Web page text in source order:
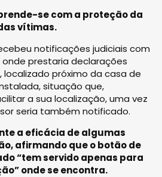
se com a proteção da
vítimas.
notificações judiciais com
prestaria declarações
próximo da casa de
situação que,
a sua localização, uma vez
seria também notificado.
a eficácia de algumas
afirmando que o botão de
“tem servido apenas para
onde se encontra.